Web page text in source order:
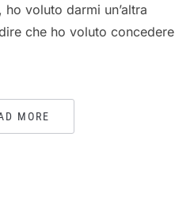
voluto darmi un’altra
che ho voluto concedere
MORE